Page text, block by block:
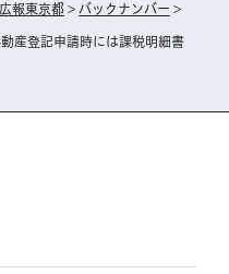
報東京都 > バックナンバー >
産登記申請時には課税明細書